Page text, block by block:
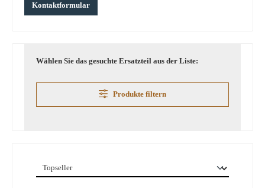
Kontaktformular
Wählen Sie das gesuchte Ersatzteil aus der Liste:
Produkte filtern